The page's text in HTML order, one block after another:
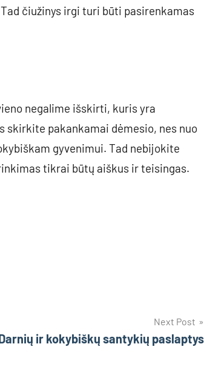
čiužinys irgi turi būti pasirenkamas
negalime išskirti, kuris yra
skirkite pakankamai dėmesio, nes nuo
gyvenimui. Tad nebijokite
tikrai būtų aiškus ir teisingas.
Next Post
ir kokybiškų santykių paslaptys